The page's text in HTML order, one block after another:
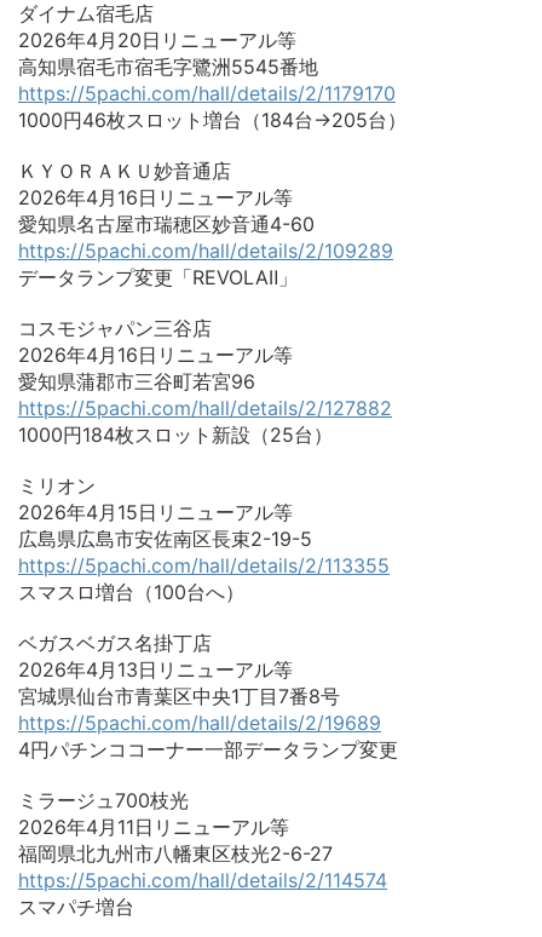
ダイナム宿毛店
2026年4月20日リニューアル等
高知県宿毛市宿毛字鷺洲5545番地
https://5pachi.com/hall/details/2/1179170
1000円46枚スロット増台（184台→205台）
ＫＹＯＲＡＫＵ妙音通店
2026年4月16日リニューアル等
愛知県名古屋市瑞穂区妙音通4-60
https://5pachi.com/hall/details/2/109289
データランプ変更「REVOLAⅡ」
コスモジャパン三谷店
2026年4月16日リニューアル等
愛知県蒲郡市三谷町若宮96
https://5pachi.com/hall/details/2/127882
1000円184枚スロット新設（25台）
ミリオン
2026年4月15日リニューアル等
広島県広島市安佐南区長束2-19-5
https://5pachi.com/hall/details/2/113355
スマスロ増台（100台へ）
ベガスベガス名掛丁店
2026年4月13日リニューアル等
宮城県仙台市青葉区中央1丁目7番8号
https://5pachi.com/hall/details/2/19689
4円パチンココーナー一部データランプ変更
ミラージュ700枝光
2026年4月11日リニューアル等
福岡県北九州市八幡東区枝光2-6-27
https://5pachi.com/hall/details/2/114574
スマパチ増台